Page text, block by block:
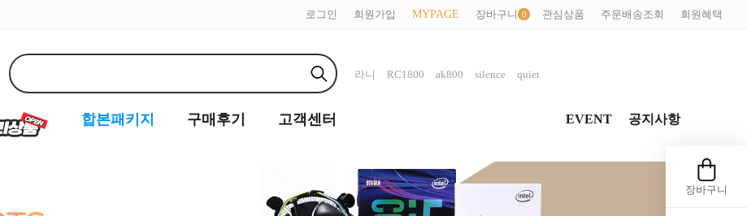
로그인 회원가입 MYPAGE 장바구니 관심상품 주문배송조회 회원혜택
라니 RC1800 ak800 silence quiet
합본패키지 구매후기 고객센터 EVENT 공지사항
장바구니